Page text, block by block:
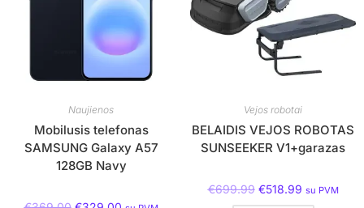
Naujienos
Mobilusis telefonas
SAMSUNG Galaxy A57
128GB Navy
Vejos robotai
BELAIDIS VEJOS ROBOTAS
SUNSEEKER V1+garazas
€699.99 €518.99 su PVM